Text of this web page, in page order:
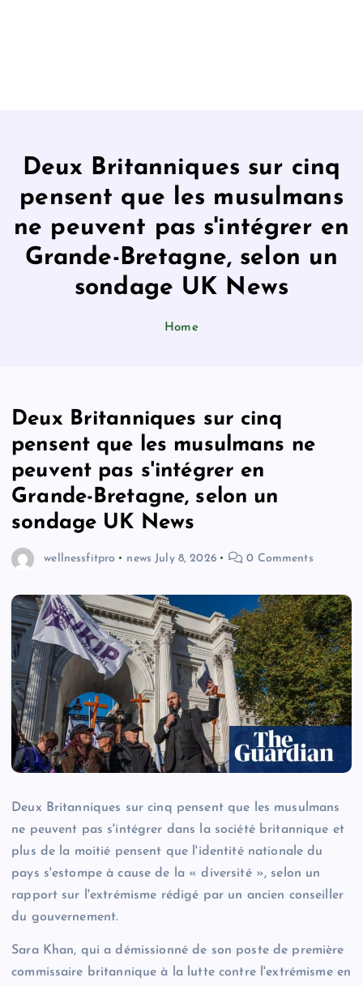
Deux Britanniques sur cinq
pensent que les musulmans
ne peuvent pas s'intégrer en
Grande-Bretagne, selon un
sondage UK News
Home
Deux Britanniques sur cinq
pensent que les musulmans ne
peuvent pas s'intégrer en
Grande-Bretagne, selon un
sondage UK News
wellnessfitpro news July 8, 2026 0 Comments
Deux Britanniques sur cinq pensent que les musulmans
ne peuvent pas s'intégrer dans la société britannique et
plus de la moitié pensent que l'identité nationale du
pays s'estompe à cause de la « diversité », selon un
rapport sur l'extrémisme rédigé par un ancien conseiller
du gouvernement.
Sara Khan, qui a démissionné de son poste de première
commissaire britannique à la lutte contre l'extrémisme en